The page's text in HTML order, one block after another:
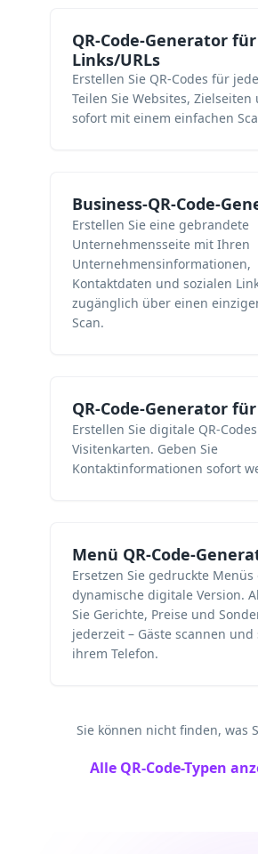
QR-Code-Generator für
Links/URLs
Erstellen Sie QR-Codes für
Teilen Sie Websites, Zielseiten
sofort mit einem einfachen
Business-QR-Code-
Erstellen Sie eine gebrandete
Unternehmensseite mit Ihren
Unternehmensinformationen,
Kontaktdaten und sozialen
zugänglich über einen
Scan.
QR-Code-Generator
Erstellen Sie digitale QR-
Visitenkarten. Geben Sie
Kontaktinformationen sofort
Menü QR-Code-
Ersetzen Sie gedruckte
dynamische digitale Version.
Sie Gerichte, Preise und
jederzeit – Gäste scannen
ihrem Telefon.
Sie können nicht finden, was
Alle QR-Code-Typen